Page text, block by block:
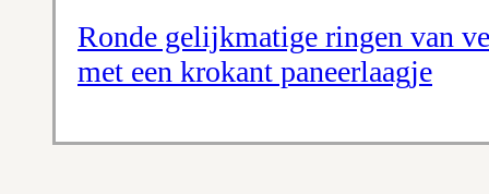
Ronde gelijkmatige ringen van
met een krokant paneerlaagje